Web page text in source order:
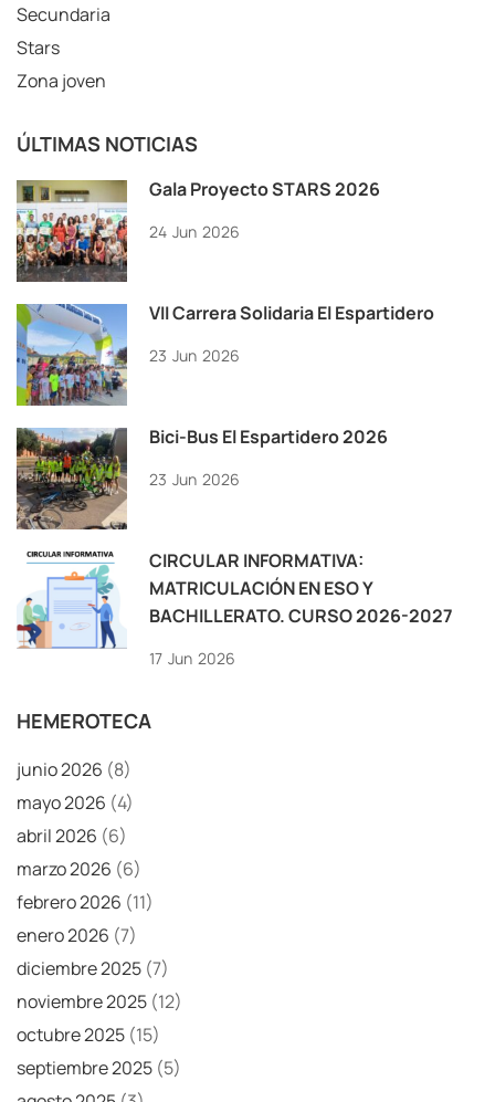
Secundaria
Stars
Zona joven
ÚLTIMAS NOTICIAS
Gala Proyecto STARS 2026
24 Jun 2026
VII Carrera Solidaria El Espartidero
23 Jun 2026
Bici-Bus El Espartidero 2026
23 Jun 2026
CIRCULAR INFORMATIVA:
MATRICULACIÓN EN ESO Y
BACHILLERATO. CURSO 2026-2027
17 Jun 2026
HEMEROTECA
junio 2026 (8)
mayo 2026 (4)
abril 2026 (6)
marzo 2026 (6)
febrero 2026 (11)
enero 2026 (7)
diciembre 2025 (7)
noviembre 2025 (12)
octubre 2025 (15)
septiembre 2025 (5)